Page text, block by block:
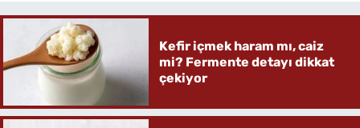
Kefir içmek haram mı, caiz
mi? Fermente detayı dikkat
çekiyor